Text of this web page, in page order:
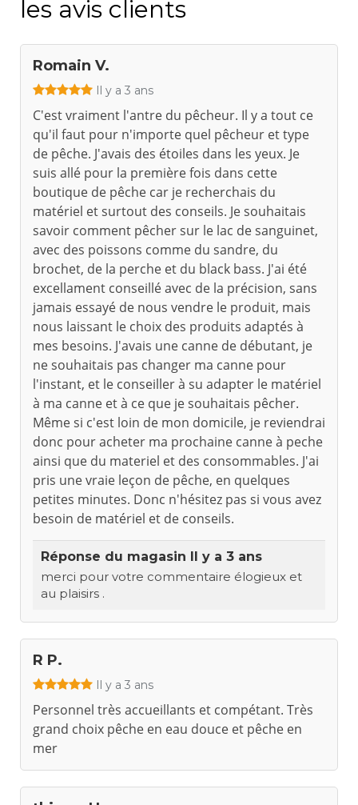
les avis clients
Romain V.
Il y a 3 ans
C'est vraiment l'antre du pêcheur. Il y a tout ce
qu'il faut pour n'importe quel pêcheur et type
de pêche. J'avais des étoiles dans les yeux. Je
suis allé pour la première fois dans cette
boutique de pêche car je recherchais du
matériel et surtout des conseils. Je souhaitais
savoir comment pêcher sur le lac de sanguinet,
avec des poissons comme du sandre, du
brochet, de la perche et du black bass. J'ai été
excellament conseillé avec de la précision, sans
jamais essayé de nous vendre le produit, mais
nous laissant le choix des produits adaptés à
mes besoins. J'avais une canne de débutant, je
ne souhaitais pas changer ma canne pour
l'instant, et le conseiller à su adapter le matériel
à ma canne et à ce que je souhaitais pêcher.
Même si c'est loin de mon domicile, je reviendrai
donc pour acheter ma prochaine canne à peche
ainsi que du materiel et des consommables. J'ai
pris une vraie leçon de pêche, en quelques
petites minutes. Donc n'hésitez pas si vous avez
besoin de matériel et de conseils.
Réponse du magasin Il y a 3 ans
merci pour votre commentaire élogieux et
au plaisirs .
R P.
Il y a 3 ans
Personnel très accueillants et compétant. Très
grand choix pêche en eau douce et pêche en
mer